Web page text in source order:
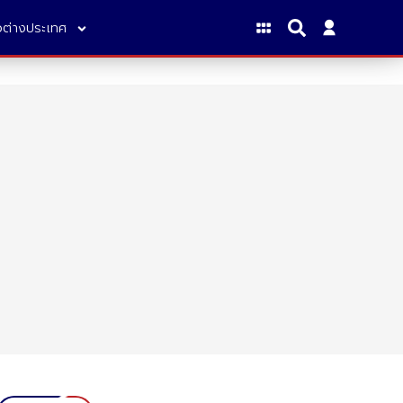
ต่างประเทศ